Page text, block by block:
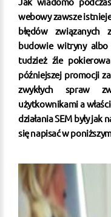
webowy zawsze
błędów
budowie witryny
tudzież źle
późniejszej promocji
zwykłych spraw
użytkownikami a
działania SEM były
się napisać w